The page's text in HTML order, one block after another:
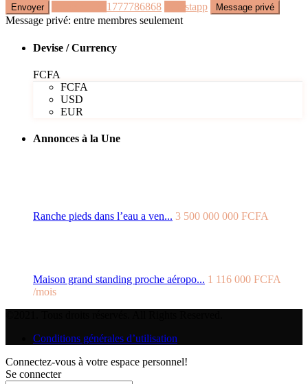
+221777786868
Whastapp
Message privé: entre membres seulement
Devise / Currency
FCFA
FCFA
USD
EUR
Annonces à la Une
Ranche pieds dans l’eau a ven... 3 500 000 000 FCFA
Maison grand standing proche aéropo... 1 116 000 FCFA
/mois
Conditions générales d’utilisation
Connectez-vous à votre espace personnel!
Se connecter